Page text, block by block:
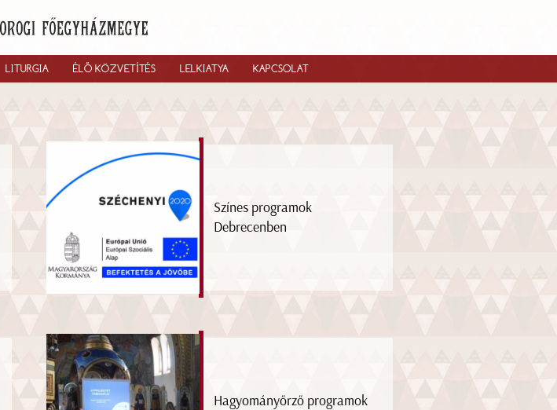
LITURGIA ÉLŐ KÖZVETÍTÉS LELKIATYA KAPCSOLAT
Színes programok
Debrecenben
Hagyományőrző programok